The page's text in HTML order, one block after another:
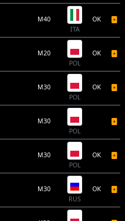
M40
ITA
OK
M20
POL
OK
M30
POL
OK
M30
POL
M30
POL
OK
M30
RUS
OK